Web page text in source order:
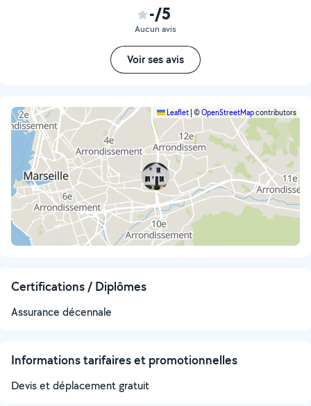
-/5
Aucun avis
Voir ses avis
Leaflet ©OpenStreetMapcontributors
Certifications / Diplômes
Assurance décennale
Informations tarifaires et promotionnelles
Devis et déplacement gratuit